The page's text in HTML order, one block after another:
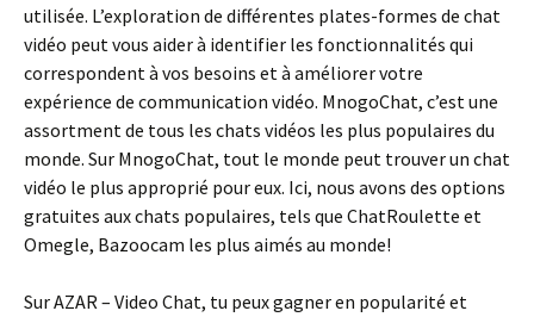
utilisée. L’exploration de différentes plates-formes de chat
vidéo peut vous aider à identifier les fonctionnalités qui
correspondent à vos besoins et à améliorer votre
expérience de communication vidéo. MnogoChat, c’est une
assortment de tous les chats vidéos les plus populaires du
monde. Sur MnogoChat, tout le monde peut trouver un chat
vidéo le plus approprié pour eux. Ici, nous avons des options
gratuites aux chats populaires, tels que ChatRoulette et
Omegle, Bazoocam les plus aimés au monde!
Sur AZAR – Video Chat, tu peux gagner en popularité et